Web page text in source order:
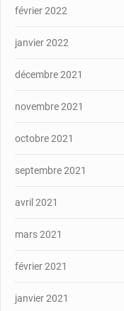
février 2022
janvier 2022
décembre 2021
novembre 2021
octobre 2021
septembre 2021
avril 2021
mars 2021
février 2021
janvier 2021